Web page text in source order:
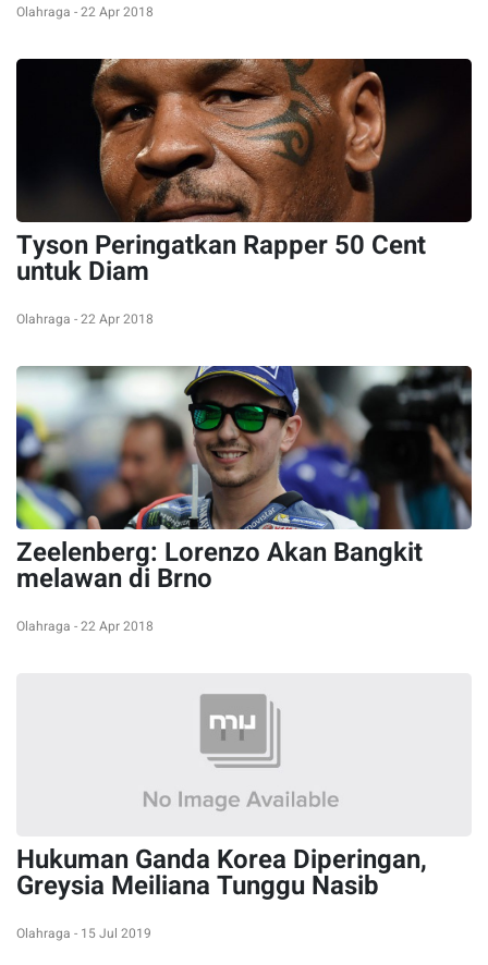
Olahraga - 22 Apr 2018
Tyson Peringatkan Rapper 50 Cent
untuk Diam
Olahraga - 22 Apr 2018
Zeelenberg: Lorenzo Akan Bangkit
melawan di Brno
Olahraga - 22 Apr 2018
Hukuman Ganda Korea Diperingan,
Greysia Meiliana Tunggu Nasib
Olahraga - 15 Jul 2019